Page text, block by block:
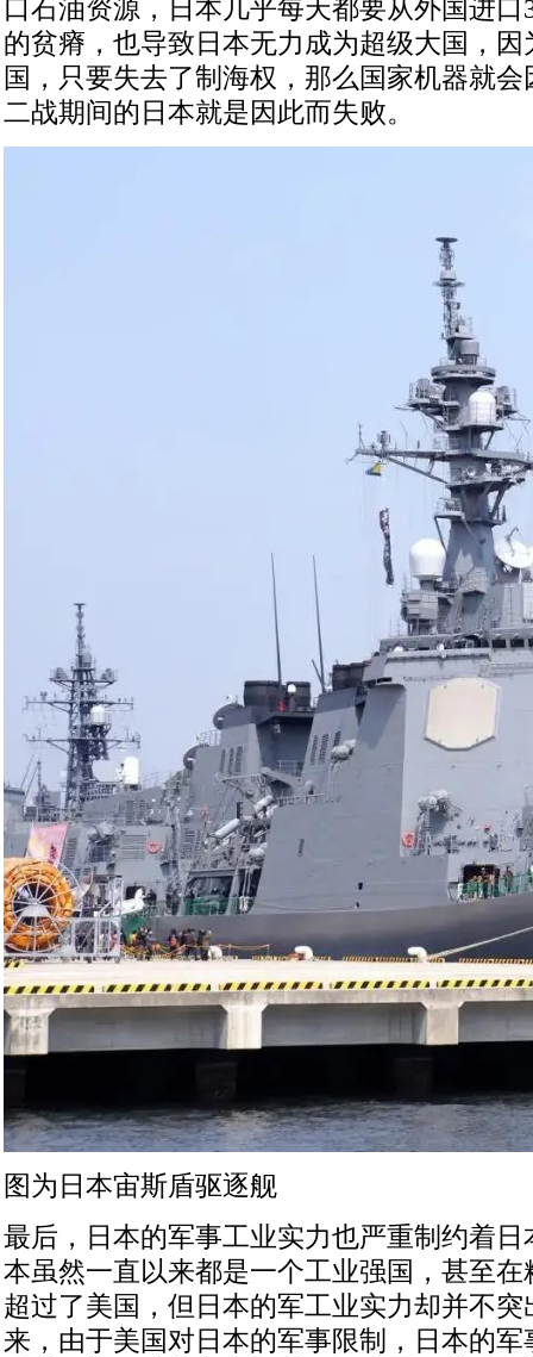
口石油资源，日本几乎每天都要从外国进
的贫瘠，也导致日本无力成为超级大国，
国，只要失去了制海权，那么国家机器就
二战期间的日本就是因此而失败。
图为日本宙斯盾驱逐舰
最后，日本的军事工业实力也严重制约着
本虽然一直以来都是一个工业强国，甚至
超过了美国，但日本的军工业实力却并不
来，由于美国对日本的军事限制，日本的